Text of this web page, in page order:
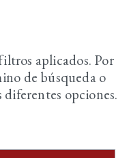
aplicados. Por
de búsqueda o
diferentes opciones.